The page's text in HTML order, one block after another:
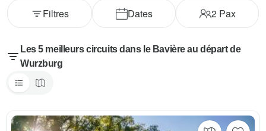
Dates 2Pax
Filtres
Les 5 meilleurs circuits dans le Bavière au départ de
Wurzburg